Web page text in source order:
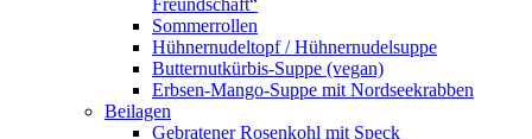
Freundschaft“
Sommerrollen
Hühnernudeltopf / Hühnernudelsuppe
Butternutkürbis-Suppe (vegan)
Erbsen-Mango-Suppe mit Nordseekrabben
Beilagen
Gebratener Rosenkohl mit Speck